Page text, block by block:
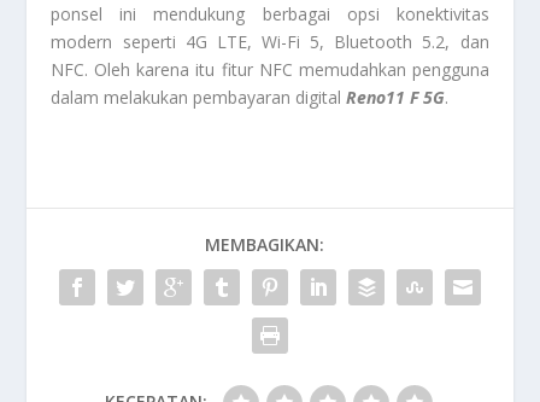
ponsel ini mendukung berbagai opsi konektivitas
modern seperti 4G LTE, Wi-Fi 5, Bluetooth 5.2, dan
NFC. Oleh karena itu fitur NFC memudahkan pengguna
dalam melakukan pembayaran digitalReno11 F 5G.
MEMBAGIKAN: